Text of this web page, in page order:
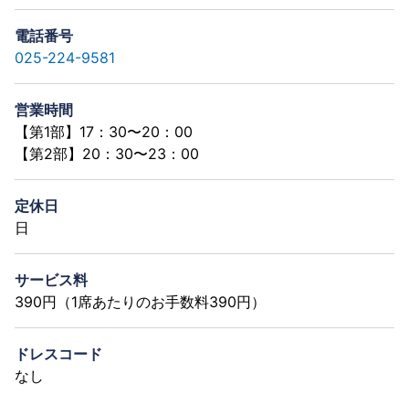
電話番号
025-224-9581
営業時間
【第1部】17：30〜20：00
【第2部】20：30〜23：00
定休日
日
サービス料
390円（1席あたりのお手数料390円）
ドレスコード
なし